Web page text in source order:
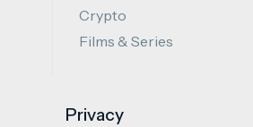
Crypto
Films & Series
Privacy